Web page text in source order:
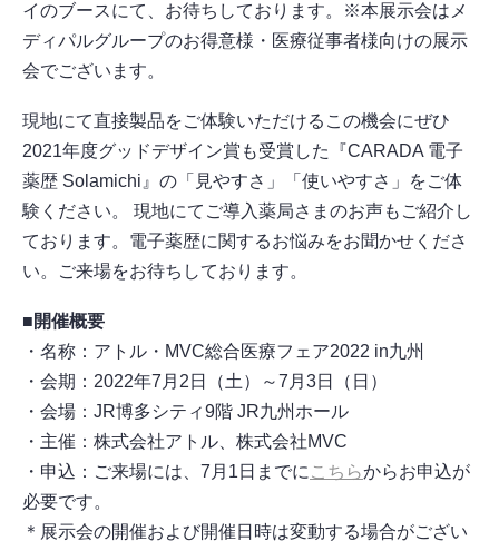
イのブースにて、お待ちしております。※本展示会はメ
ディパルグループのお得意様・医療従事者様向けの展示
会でございます。
現地にて直接製品をご体験いただけるこの機会にぜひ
2021年度グッドデザイン賞も受賞した『CARADA 電子
薬歴 Solamichi』の「見やすさ」「使いやすさ」をご体
験ください。 現地にてご導入薬局さまのお声もご紹介し
ております。電子薬歴に関するお悩みをお聞かせくださ
い。ご来場をお待ちしております。
■開催概要
・名称：アトル・MVC総合医療フェア2022 in九州
・会期：2022年7月2日（土）～7月3日（日）
・会場：JR博多シティ9階 JR九州ホール
・主催：株式会社アトル、株式会社MVC
・申込：ご来場には、7月1日までに こちらからお申込が
必要です。
＊展示会の開催および開催日時は変動する場合がござい